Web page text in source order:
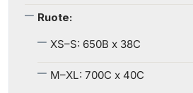
Ruote:
XS–S: 650B x 38C
M–XL: 700C x 40C